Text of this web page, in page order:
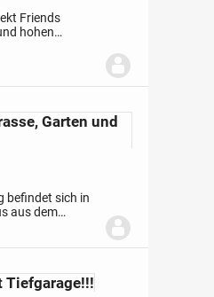
Friends
hohen
Garten und
befindet sich in
aus dem
Groß-
Tiefgarage!!!